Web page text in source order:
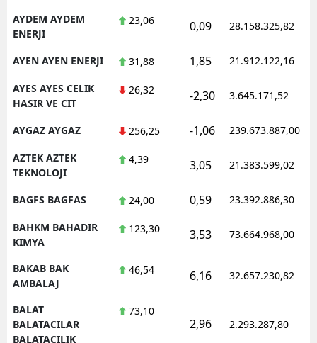
AYDEM AYDEM
ENERJI
23,06 0,09 28.158.325,82
AYEN AYEN ENERJI 31,88 1,85 21.912.122,16
AYES AYES CELIK
HASIR VE CIT
26,32 -2,30 3.645.171,52
AYGAZ AYGAZ 256,25 -1,06 239.673.887,00
AZTEK AZTEK
TEKNOLOJI
4,39 3,05 21.383.599,02
BAGFS BAGFAS 24,00 0,59 23.392.886,30
BAHKM BAHADIR
KIMYA
123,30 3,53 73.664.968,00
BAKAB BAK
AMBALAJ
46,54 6,16 32.657.230,82
BALAT
BALATACILAR
BALATACILIK
73,10
2,96 2.293.287,80